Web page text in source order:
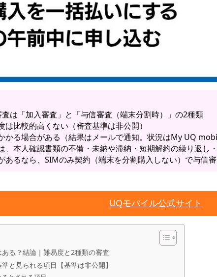
は「加入審査」と「与信審査（端末分割時）」の2種類
は比較的高くない（審査基準は非公開）
かる場合がある（結果はメールで通知。状況はMy UQ
、本人確認書類の不備・未納や滞納・短期解約の繰り返し
あるなら、SIMのみ契約（端末を分割購入しない）で与信
UQモバイル公式サイト
る？結論｜難易度と2種類の審査
と見られる項目【基準は非公開】